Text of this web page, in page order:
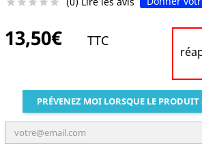
13,50€ TTC
PRÉVENEZ MOI LORSQUE LE PRODUIT